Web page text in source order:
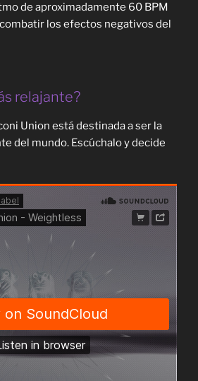
de aproximadamente 60 BPM
los efectos negativos del
relajante?
Union está destinada a ser la
del mundo. Escúchalo y decide